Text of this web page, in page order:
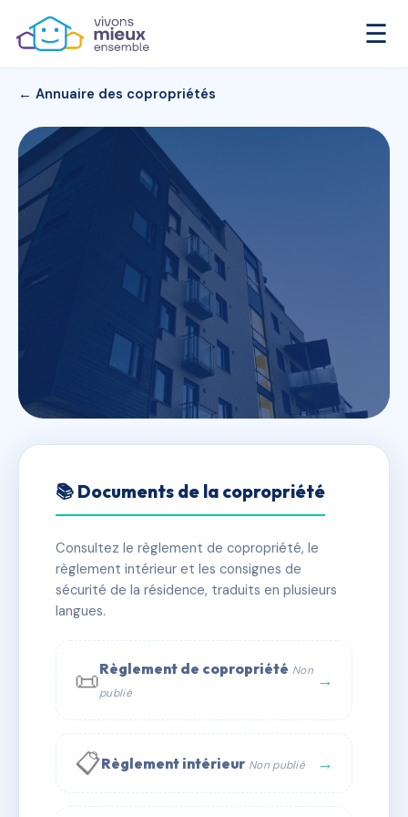
☰
← Annuaire des copropriétés
SDC STADE1
✓ Immatriculée 🏠 14 lots 🏗 1 bâtiment(s)
📞 Contacter Syndic Digital
📚 Documents de la copropriété
Consultez le règlement de copropriété, le
règlement intérieur et les consignes de
sécurité de la résidence, traduits en plusieurs
langues.
📜Règlement de copropriété Non
publié
→
📋Règlement intérieur Non publié →